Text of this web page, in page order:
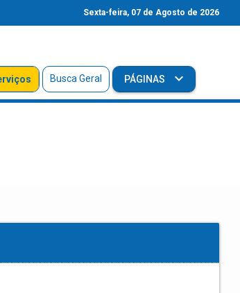
Sexta-feira, 07 de Agosto de 2026
Busca Geral PÁGINAS